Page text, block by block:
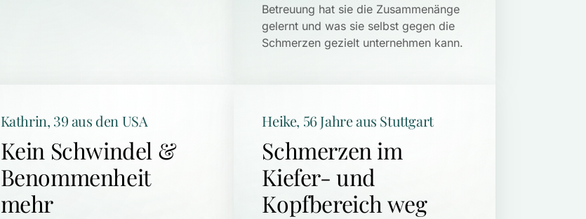
Betreuung hat sie die Zusammenänge
gelernt und was sie selbst gegen die
Schmerzen gezielt unternehmen kann.
Kathrin, 39 aus den USA
Kein Schwindel &
Benommenheit
mehr
Heike, 56 Jahre aus Stuttgart
Schmerzen im
Kiefer- und
Kopfbereich weg